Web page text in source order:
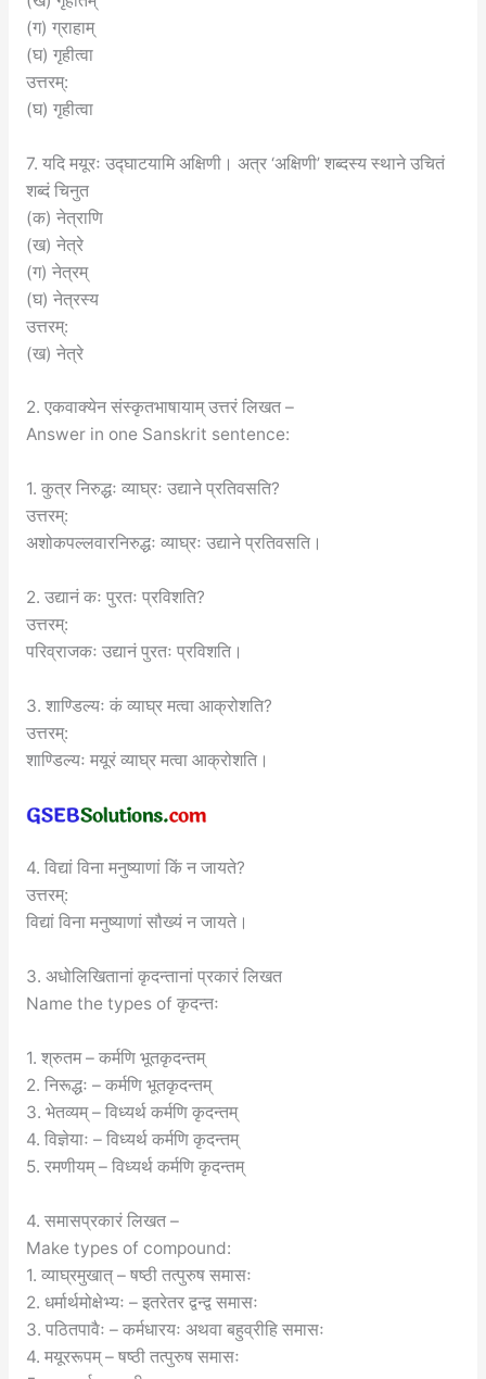
(ग) ग्राहाम्
(घ) गृहीत्वा
उत्तरम्:
(घ) गृहीत्वा
7. यदि मयूरः उद्घाटयामि अक्षिणी। अत्र ‘अक्षिणी’ शब्दस्य स्थाने उचितं
शब्दं चिनुत
(क) नेत्राणि
(ख) नेत्रे
(ग) नेत्रम्
(घ) नेत्रस्य
उत्तरम्:
(ख) नेत्रे
2. एकवाक्येन संस्कृतभाषायाम् उत्तरं लिखत –
Answer in one Sanskrit sentence:
1. कुत्र निरुद्धः व्याघ्रः उद्याने प्रतिवसति?
उत्तरम्:
अशोकपल्लवारनिरुद्धः व्याघ्रः उद्याने प्रतिवसति।
2. उद्यानं कः पुरतः प्रविशति?
उत्तरम्:
परिव्राजकः उद्यानं पुरतः प्रविशति।
3. शाण्डिल्यः कं व्याघ्र मत्वा आक्रोशति?
उत्तरम्:
शाण्डिल्यः मयूरं व्याघ्र मत्वा आक्रोशति।
4. विद्यां विना मनुष्याणां किं न जायते?
उत्तरम्:
विद्यां विना मनुष्याणां सौख्यं न जायते।
3. अधोलिखितानां कृदन्तानां प्रकारं लिखत
Name the types of कृदन्तः
1. श्रुतम – कर्मणि भूतकृदन्तम्
2. निरूद्धः – कर्मणि भूतकृदन्तम्
3. भेतव्यम् – विध्यर्थ कर्मणि कृदन्तम्
4. विज्ञेयाः – विध्यर्थ कर्मणि कृदन्तम्
5. रमणीयम् – विध्यर्थ कर्मणि कृदन्तम्
4. समासप्रकारं लिखत –
Make types of compound:
1. व्याघ्रमुखात् – षष्ठी तत्पुरुष समासः
2. धर्मार्थमोक्षेभ्यः – इतरेतर द्वन्द्व समासः
3. पठितपावैः – कर्मधारयः अथवा बहुव्रीहि समासः
4. मयूररूपम् – षष्ठी तत्पुरुष समासः